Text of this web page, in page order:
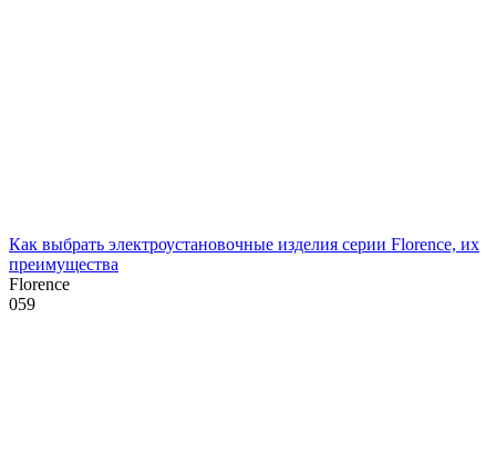
Как выбрать электроустановочные изделия серии Florence, их
преимущества
Florence
059